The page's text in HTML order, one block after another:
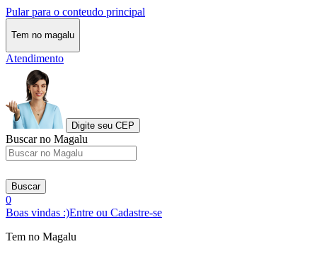
Pular para o conteudo principal
Tem no magalu
Atendimento
Digite seu CEP
Buscar no Magalu
Buscar
0
Boas vindas :)Entre ou Cadastre-se
Tem no Magalu